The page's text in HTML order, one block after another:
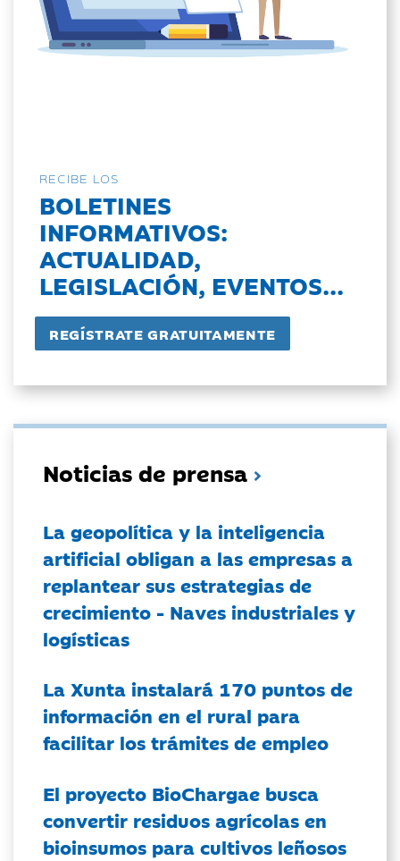
RECIBE LOS
BOLETINES
INFORMATIVOS:
ACTUALIDAD,
LEGISLACIÓN, EVENTOS...
Noticias de prensa
La geopolítica y la inteligencia
artificial obligan a las empresas a
replantear sus estrategias de
crecimiento - Naves industriales y
logísticas
La Xunta instalará 170 puntos de
información en el rural para
facilitar los trámites de empleo
El proyecto BioChargae busca
convertir residuos agrícolas en
bioinsumos para cultivos leñosos